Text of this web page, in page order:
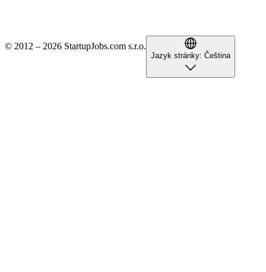
© 2012 – 2026 StartupJobs.com s.r.o.
Jazyk stránky: Čeština